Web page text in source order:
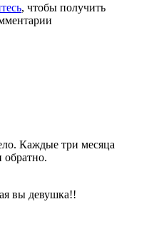
, чтобы получить
Каждые три месяца
обратно.
вы девушка!!